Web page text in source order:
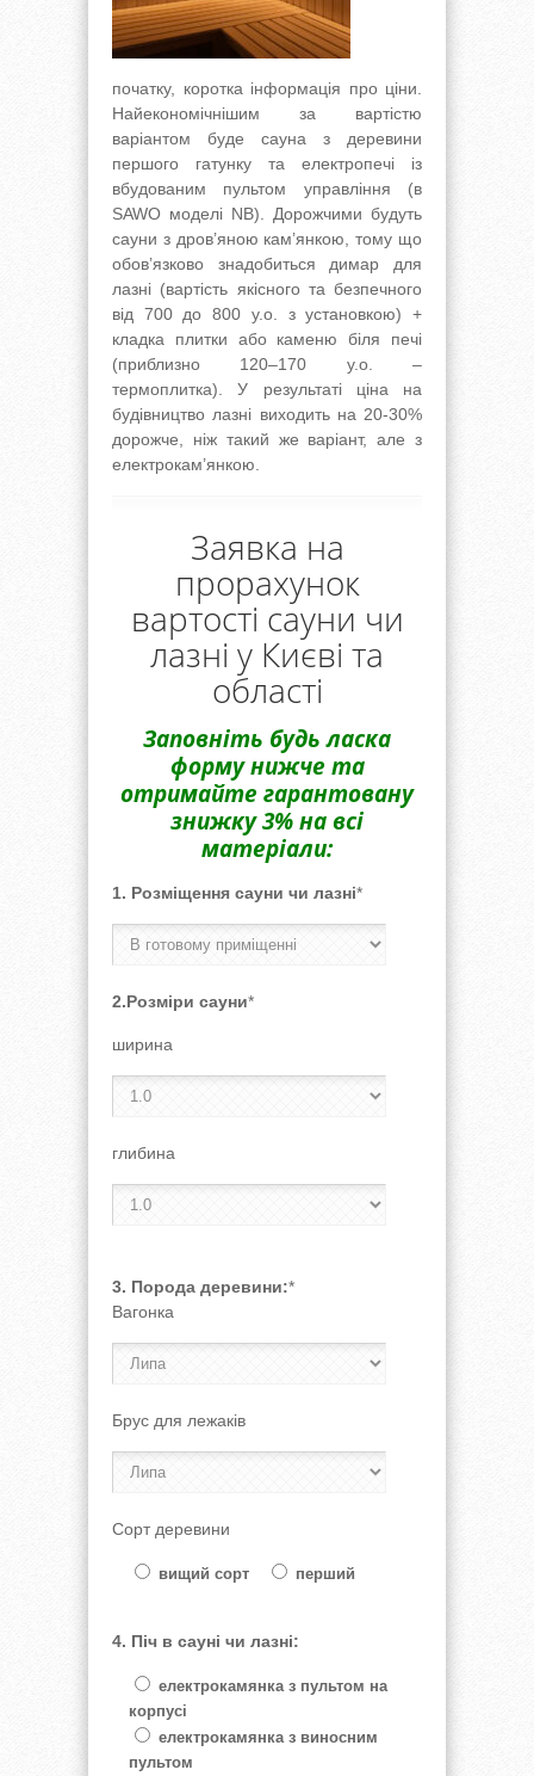
початку, коротка інформація про ціни.
Найекономічнішим за вартістю
варіантом буде сауна з деревини
першого гатунку та електропечі із
вбудованим пультом управління (в
SAWO моделі NB). Дорожчими будуть
сауни з дров’яною кам’янкою, тому що
обов’язково знадобиться димар для
лазні (вартість якісного та безпечного
від 700 до 800 у.о. з установкою) +
кладка плитки або каменю біля печі
(приблизно 120–170 у.о. –
термоплитка). У результаті ціна на
будівництво лазні виходить на 20-30%
дорожче, ніж такий же варіант, але з
електрокам’янкою.
Заявка на
прорахунок
вартості сауни чи
лазні у Києві та
області
Заповніть будь ласка
форму нижче та
отримайте гарантовану
знижку 3% на всі
матеріали:
1. Розміщення сауни чи лазні*
2.Розміри сауни*
ширина
глибина
3. Порода деревини:*
Вагонка
Брус для лежаків
Сорт деревини
вищий сорт перший
4. Піч в сауні чи лазні:
електрокамянка з пультом на
корпусі
електрокамянка з виносним
пультом